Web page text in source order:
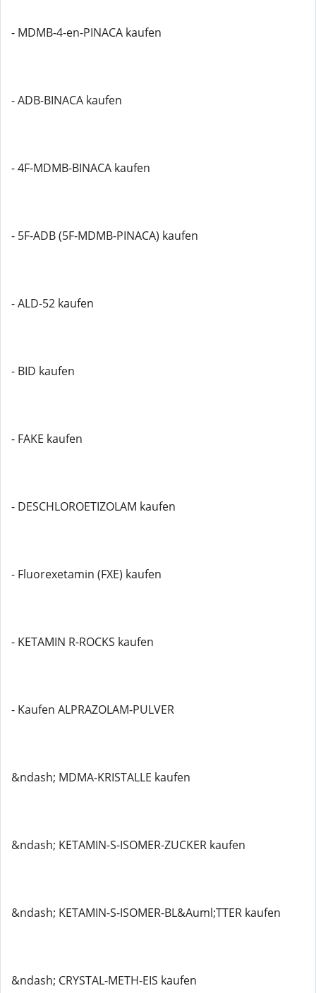
- MDMB-4-en-PINACA kaufen
- ADB-BINACA kaufen
- 4F-MDMB-BINACA kaufen
- 5F-ADB (5F-MDMB-PINACA) kaufen
- ALD-52 kaufen
- BID kaufen
- FAKE kaufen
- DESCHLOROETIZOLAM kaufen
- Fluorexetamin (FXE) kaufen
- KETAMIN R-ROCKS kaufen
- Kaufen ALPRAZOLAM-PULVER
&ndash; MDMA-KRISTALLE kaufen
&ndash; KETAMIN-S-ISOMER-ZUCKER kaufen
&ndash; KETAMIN-S-ISOMER-BL&Auml;TTER kaufen
&ndash; CRYSTAL-METH-EIS kaufen